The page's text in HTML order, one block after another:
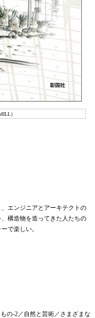
）
エンジニアとアーキテクトの
構造物を造ってきた人たちの
で楽しい。
の-2／自然と芸術／さまざまな